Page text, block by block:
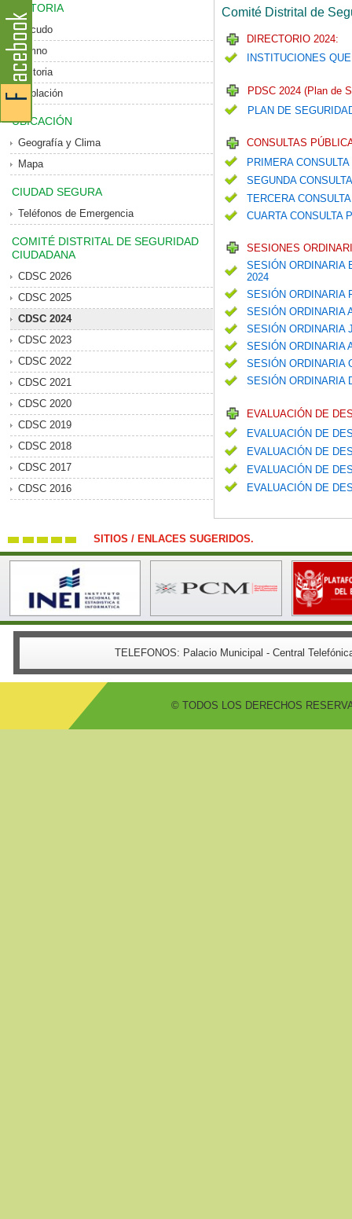
HISTORIA
Escudo
Himno
Historia
Población
UBICACIÓN
Geografía y Clima
Mapa
CIUDAD SEGURA
Teléfonos de Emergencia
COMITÉ DISTRITAL DE SEGURIDAD
CIUDADANA
CDSC 2026
CDSC 2025
CDSC 2024
CDSC 2023
CDSC 2022
CDSC 2021
CDSC 2020
CDSC 2019
CDSC 2018
CDSC 2017
CDSC 2016
Comité Distrital de
DIRECTORIO 2024:
INSTITUCIONES
PDSC 2024 (Plan de
PLAN DE
CONSULTAS
PRIMERA
SEGUNDA
TERCERA
CUARTA CONSULTA
SESIONES
SESIÓN ORDINARIA
2024
SESIÓN ORDINARIA
SESIÓN ORDINARIA
SESIÓN ORDINARIA
SESIÓN ORDINARIA
SESIÓN ORDINARIA
SESIÓN ORDINARIA
EVALUACIÓN DE
EVALUACIÓN DE
EVALUACIÓN DE
EVALUACIÓN DE
EVALUACIÓN DE
SITIOS / ENLACES SUGERIDOS.
TELEFONOS: Palacio Municipal - Central
© TODOS LOS DERECHOS